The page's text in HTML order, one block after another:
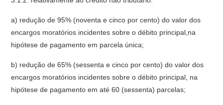
a) redução de 95% (noventa e cinco por cento) do valor dos
encargos moratórios incidentes sobre o débito principal,na
hipótese de pagamento em parcela única;
b) redução de 65% (sessenta e cinco por cento) do valor dos
encargos moratórios incidentes sobre o débito principal, na
hipótese de pagamento em até 60 (sessenta) parcelas;